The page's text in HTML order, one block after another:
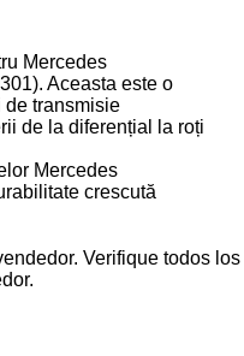
Mercedes
Aceasta este o
de transmisie
de la diferențial la roți
Mercedes
crescută
Verifique todos los